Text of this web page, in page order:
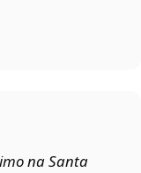
na Santa